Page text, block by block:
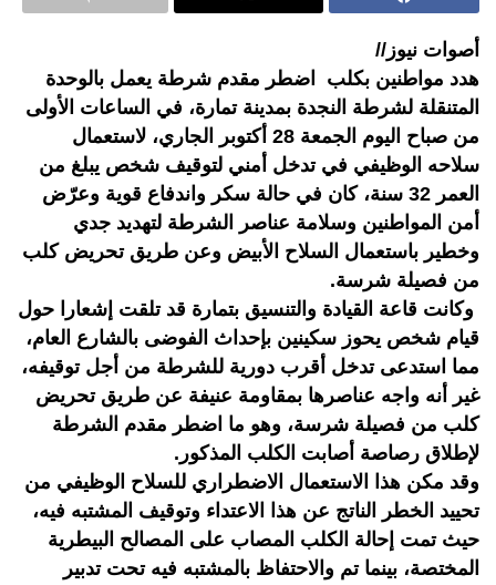
أصوات نيوز//
هدد مواطنين بكلب اضطر مقدم شرطة يعمل بالوحدة
المتنقلة لشرطة النجدة بمدينة تمارة، في الساعات الأولى
من صباح اليوم الجمعة 28 أكتوبر الجاري، لاستعمال
سلاحه الوظيفي في تدخل أمني لتوقيف شخص يبلغ من
العمر 32 سنة، كان في حالة سكر واندفاع قوية وعرّض
أمن المواطنين وسلامة عناصر الشرطة لتهديد جدي
وخطير باستعمال السلاح الأبيض وعن طريق تحريض كلب
من فصيلة شرسة.
وكانت قاعة القيادة والتنسيق بتمارة قد تلقت إشعارا حول
قيام شخص يحوز سكينين بإحداث الفوضى بالشارع العام،
مما استدعى تدخل أقرب دورية للشرطة من أجل توقيفه،
غير أنه واجه عناصرها بمقاومة عنيفة عن طريق تحريض
كلب من فصيلة شرسة، وهو ما اضطر مقدم الشرطة
لإطلاق رصاصة أصابت الكلب المذكور.
وقد مكن هذا الاستعمال الاضطراري للسلاح الوظيفي من
تحييد الخطر الناتج عن هذا الاعتداء وتوقيف المشتبه فيه،
حيث تمت إحالة الكلب المصاب على المصالح البيطرية
المختصة، بينما تم والاحتفاظ بالمشتبه فيه تحت تدبير